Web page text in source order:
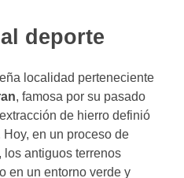
deporte
localidad perteneciente
, famosa por su pasado
de hierro definió
en un proceso de
antiguos terrenos
en un entorno verde y